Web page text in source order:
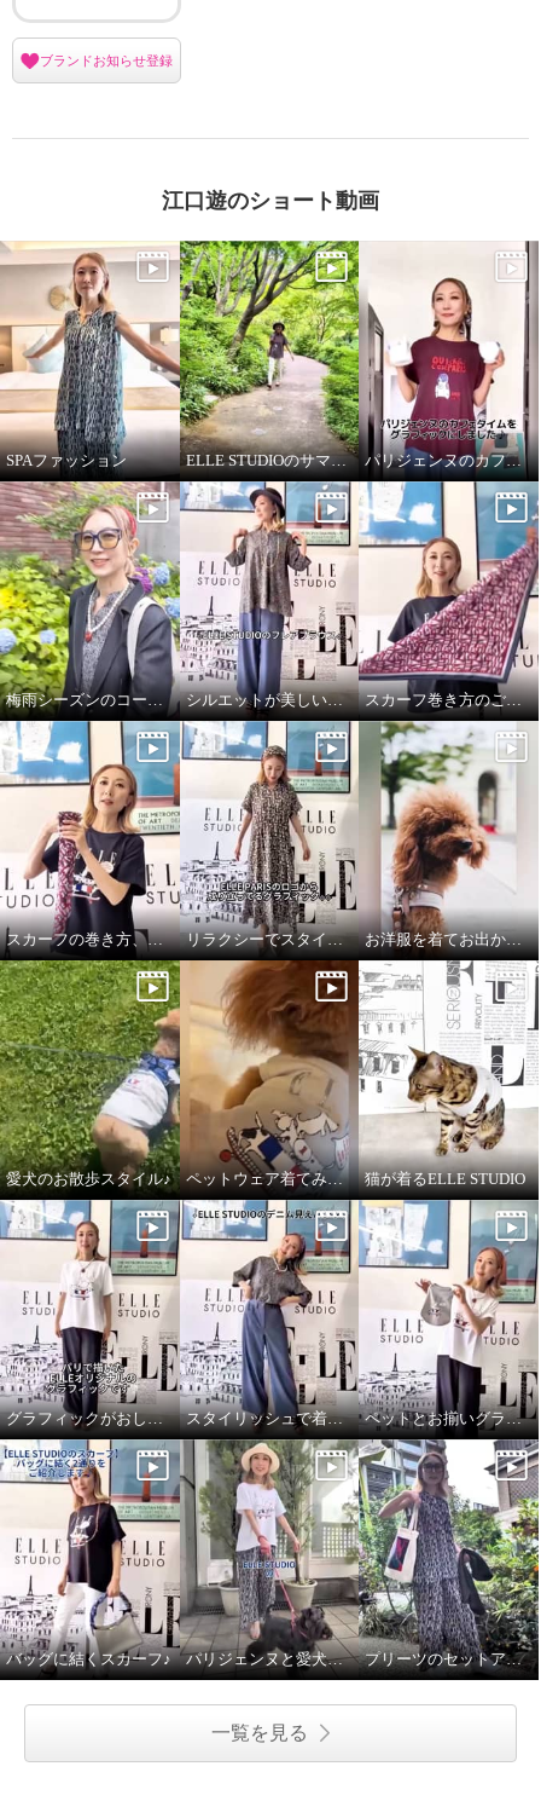
ブランドお知らせ登録
江口遊のショート動画
SPAファッション ELLE STUDIOのサマーTシャツ パリジェンヌのカフェタイム
梅雨シーズンのコーディネート シルエットが美しいブラウス スカーフ巻き方のご紹介です♪
スカーフの巻き方、簡単2通りです♪ リラクシーでスタイルアップしてくれるワンピース♪ お洋服を着てお出かけ✧ペットウェア✧
愛犬のお散歩スタイル♪ ペットウェア着てみました♪ 猫が着るELLE STUDIO
グラフィックがおしゃれなTシャツ スタイリッシュで着心地良いデニムパンツ ペットとお揃いグラフィックTシャツ♪
バッグに結くスカーフ♪ パリジェンヌと愛犬のお散歩スタイル プリーツのセットアップで語学レッスンへ♪
一覧を見る